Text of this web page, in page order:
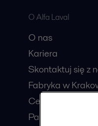
O Alfa Laval
O nas
Kariera
Skontaktuj się z
Fabryka w
Centrum usług
Partnerzy handlowi